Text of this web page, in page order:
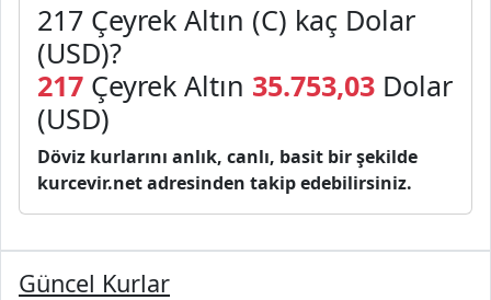
217 Çeyrek Altın (C) kaç Dolar
(USD)?
217 Çeyrek Altın 35.753,03 Dolar
(USD)
Döviz kurlarını anlık, canlı, basit bir şekilde
kurcevir.net adresinden takip edebilirsiniz.
Güncel Kurlar